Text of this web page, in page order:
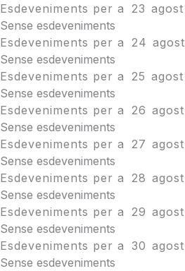
Esdeveniments per a
23 agost
Sense esdeveniments
Esdeveniments per a
24 agost
Sense esdeveniments
Esdeveniments per a
25 agost
Sense esdeveniments
Esdeveniments per a
26 agost
Sense esdeveniments
Esdeveniments per a
27 agost
Sense esdeveniments
Esdeveniments per a
28 agost
Sense esdeveniments
Esdeveniments per a
29 agost
Sense esdeveniments
Esdeveniments per a 30 agost
Sense esdeveniments